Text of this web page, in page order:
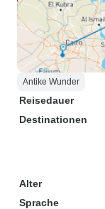
Antike Wunder
Reisedauer
Destinationen
Alter
Sprache